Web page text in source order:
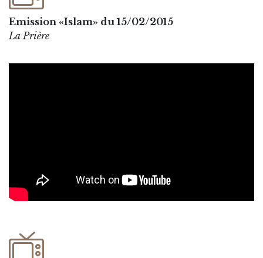
Emission «Islam» du 15/02/2015
La Prière